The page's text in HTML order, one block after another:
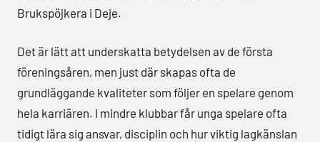
Brukspöjkera i Deje.
Det är lätt att underskatta betydelsen av de första
föreningsåren, men just där skapas ofta de
grundläggande kvaliteter som följer en spelare genom
hela karriären. I mindre klubbar får unga spelare ofta
tidigt lära sig ansvar, disciplin och hur viktig lagkänslan